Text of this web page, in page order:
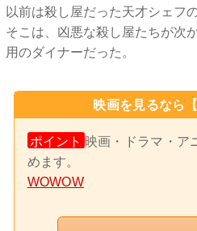
以前は殺し屋だった天才シェフ
そこは、凶悪な殺し屋たちが次
用のダイナーだった。
映画を見るなら
ポイント 映画・ドラマ・ア
めます。
WOWOW